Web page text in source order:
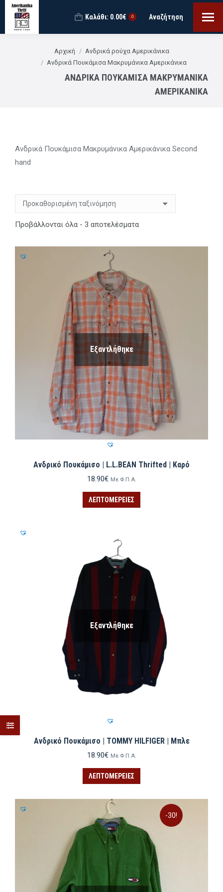
Καλάθι: 0.00€ 0 Search:
Αναζήτηση
You are here:Αρχική
Ανδρικά ρούχα Αμερικάνικα
Ανδρικά Πουκάμισα Μακρυμάνικα Αμερικάνικα
ΑΝΔΡΙΚΆ ΠΟΥΚΆΜΙΣΑ ΜΑΚΡΥΜΆΝΙΚΑ
ΑΜΕΡΙΚΆΝΙΚΑ
Ανδρικά Πουκάμισα Μακρυμάνικα Αμερικάνικα Second
hand
Προβάλλονται όλα - 3 αποτελέσματα
Εξαντλήθηκε
Ανδρικό Πουκάμισο | L.L.BEAN Thrifted | Καρό
18.90€ Με Φ.Π.Α.
ΛΕΠΤΟΜΈΡΕΙΕΣ
Εξαντλήθηκε
Ανδρικό Πουκάμισο | TOMMY HILFIGER | Μπλε
18.90€ Με Φ.Π.Α.
ΛΕΠΤΟΜΈΡΕΙΕΣ
-30!